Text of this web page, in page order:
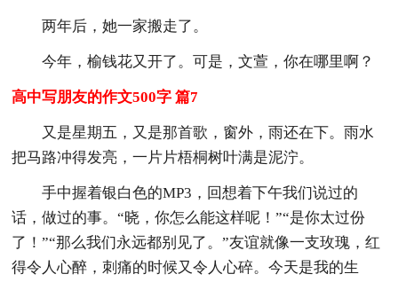
两年后，她一家搬走了。
今年，榆钱花又开了。可是，文萱，你在哪里啊？
高中写朋友的作文500字 篇7
又是星期五，又是那首歌，窗外，雨还在下。雨水
把马路冲得发亮，一片片梧桐树叶满是泥泞。
手中握着银白色的MP3，回想着下午我们说过的
话，做过的事。“晓，你怎么能这样呢！”“是你太过份
了！”“那么我们永远都别见了。”友谊就像一支玫瑰，红
得令人心醉，刺痛的时候又令人心碎。今天是我的生